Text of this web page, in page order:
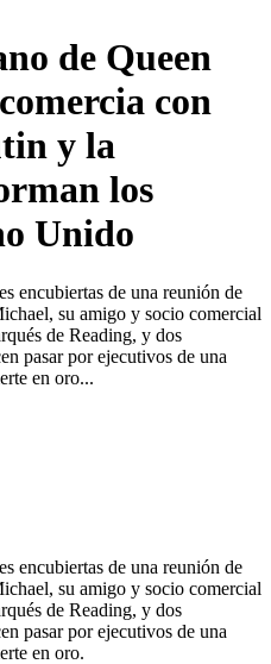
de Queen
con
y la
los
Unido
encubiertas de una reunión de
su amigo y socio comercial
de Reading, y dos
pasar por ejecutivos de una
en oro...
encubiertas de una reunión de
su amigo y socio comercial
de Reading, y dos
pasar por ejecutivos de una
en oro.